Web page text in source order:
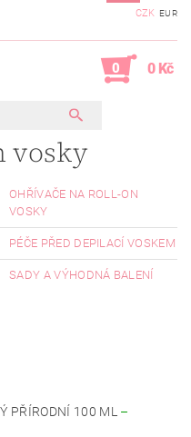
CZK EUR
0 0 Kč
vosky
OHŘÍVAČE NA ROLL-ON
VOSKY
PÉČE PŘED DEPILACÍ VOSKEM
SADY A VÝHODNÁ BALENÍ
PŘÍRODNÍ 100 ML –